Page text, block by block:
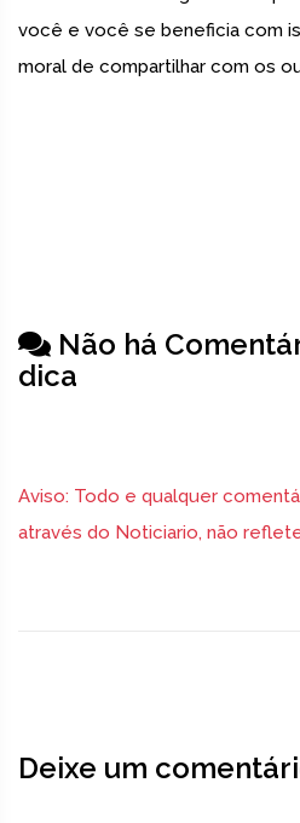
você e você se beneficia com
moral de compartilhar com os
Não há
dica
Aviso: Todo e qualquer
através do Noticiario, não
Deixe um